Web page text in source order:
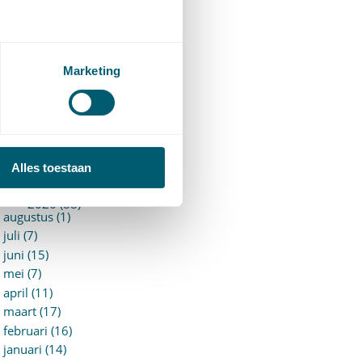
Marketing
Alles toestaan
(14)
– Wzd (Wet Bopz
ARCHIEF
2026 (88)
augustus (1)
juli (7)
juni (15)
mei (7)
april (11)
maart (17)
februari (16)
januari (14)